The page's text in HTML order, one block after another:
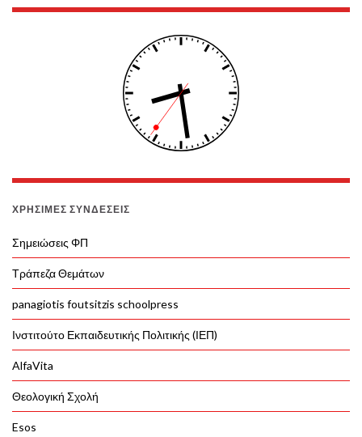
ΧΡΉΣΙΜΕΣ ΣΥΝΔΈΣΕΙΣ
Σημειώσεις ΦΠ
Τράπεζα Θεμάτων
panagiotis foutsitzis schoolpress
Ινστιτούτο Εκπαιδευτικής Πολιτικής (ΙΕΠ)
AlfaVita
Θεολογική Σχολή
Esos